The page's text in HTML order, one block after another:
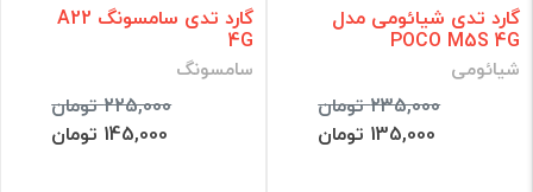
گارد تدی شیائومی مدل
POCO M5S 4G
شیائومی
235,000 تومان
135,000 تومان
گارد تدی سامسونگ A22
4G
سامسونگ
225,000 تومان
145,000 تومان